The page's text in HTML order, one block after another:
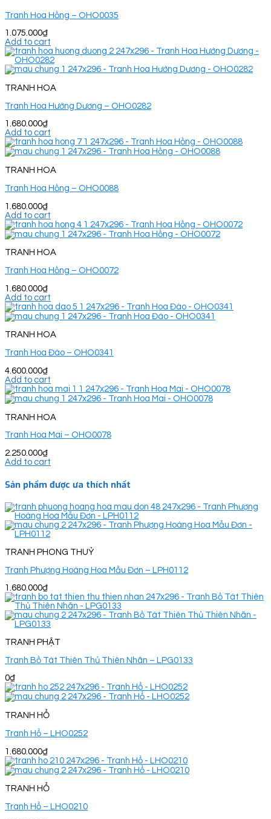
Tranh Hoa Hồng – OHO0035
1.075.000₫
Add to cart
TRANH HOA
Tranh Hoa Hướng Dương – OHO0282
1.680.000₫
Add to cart
TRANH HOA
Tranh Hoa Hồng – OHO0088
1.680.000₫
Add to cart
TRANH HOA
Tranh Hoa Hồng – OHO0072
1.680.000₫
Add to cart
TRANH HOA
Tranh Hoa Đào – OHO0341
4.600.000₫
Add to cart
TRANH HOA
Tranh Hoa Mai – OHO0078
2.250.000₫
Add to cart
Sản phẩm được ưa thích nhất
TRANH PHONG THUỶ
Tranh Phượng Hoàng Hoa Mẫu Đơn – LPH0112
1.680.000₫
TRANH PHẬT
Tranh Bồ Tát Thiên Thủ Thiên Nhãn – LPG0133
0₫
TRANH HỔ
Tranh Hổ – LHO0252
1.680.000₫
TRANH HỔ
Tranh Hổ – LHO0210